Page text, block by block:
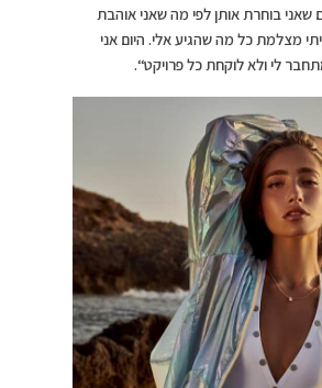
שאני בוחרת אותן לפי מה שאני אוהבת
מצלמת כל מה שהגיע אלי. היום אני
לי ולא לוקחת כל פרויקט“.